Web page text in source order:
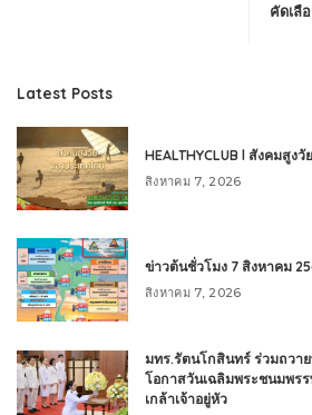
คัดเลื
Latest Posts
HEALTHYCLUB l สังคมสูง
สิงหาคม 7, 2026
ข่าวต้นชั่วโมง 7 สิงหาคม
สิงหาคม 7, 2026
มทร.รัตนโกสินทร์ ร่วมถวา
โอกาสวันเฉลิมพระชนมพร
เกล้าเจ้าอยู่หัว